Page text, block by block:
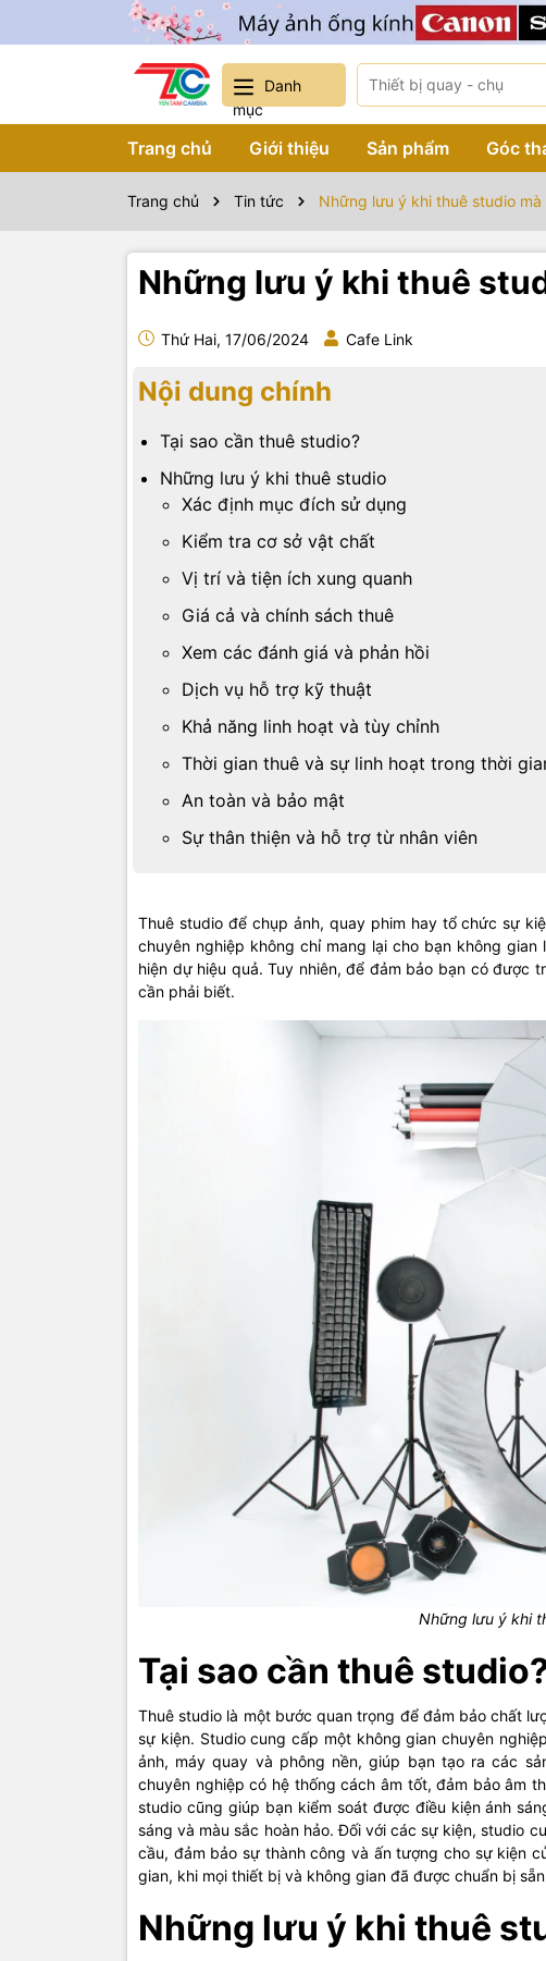
Danh
mục
Trang chủ Giới thiệu Sản phẩm Góc
Trang chủ Tin tức Những lưu ý khi thuê studio
Những lưu ý khi thuê
Thứ Hai, 17/06/2024 Cafe Link
Nội dung chính
Tại sao cần thuê studio?
Những lưu ý khi thuê studio
Xác định mục đích sử dụng
Kiểm tra cơ sở vật chất
Vị trí và tiện ích xung quanh
Giá cả và chính sách thuê
Xem các đánh giá và phản hồi
Dịch vụ hỗ trợ kỹ thuật
Khả năng linh hoạt và tùy chỉnh
Thời gian thuê và sự linh hoạt trong thời
An toàn và bảo mật
Sự thân thiện và hỗ trợ từ nhân viên
Thuê studio để chụp ảnh, quay phim hay tổ chức sự
chuyên nghiệp không chỉ mang lại cho bạn không
hiện dự hiệu quả. Tuy nhiên, để đảm bảo bạn có được
cần phải biết.
Những lưu ý khi
Tại sao cần thuê
Thuê studio là một bước quan trọng để đảm bảo chất
sự kiện. Studio cung cấp một không gian chuyên
ảnh, máy quay và phông nền, giúp bạn tạo ra các
chuyên nghiệp có hệ thống cách âm tốt, đảm bảo âm
studio cũng giúp bạn kiểm soát được điều kiện ánh
sáng và màu sắc hoàn hảo. Đối với các sự kiện, studio
cầu, đảm bảo sự thành công và ấn tượng cho sự kiện
gian, khi mọi thiết bị và không gian đã được chuẩn bị
Những lưu ý khi thuê